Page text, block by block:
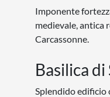
Imponente
medievale, antica
Carcassonne.
Basilica
Splendido edificio